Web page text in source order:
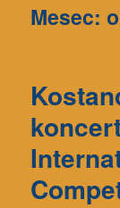
Mesec: